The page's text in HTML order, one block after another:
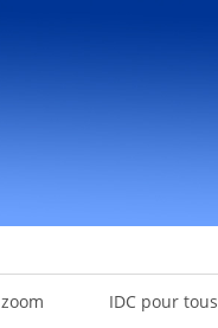
zoom IDC pour tous